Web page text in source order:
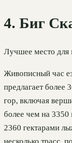
4. Биг
Лучшее место для
Живописный час
предлагает более
гор, включая
более чем на
2360 гектарами